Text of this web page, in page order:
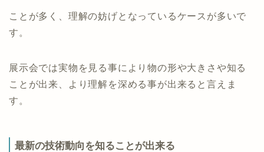
ことが多く、理解の妨げとなっているケースが多いで
す。
展示会では実物を見る事により物の形や大きさや知る
ことが出来、より理解を深める事が出来ると言えま
す。
最新の技術動向を知ることが出来る